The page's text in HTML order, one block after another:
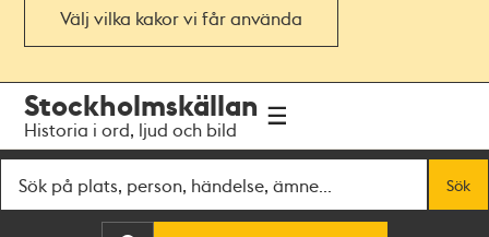
Välj vilka kakor vi får använda
navigationen
huvudinnehållet
Stockholmskällan
Historia i ord, ljud och bild
Sök